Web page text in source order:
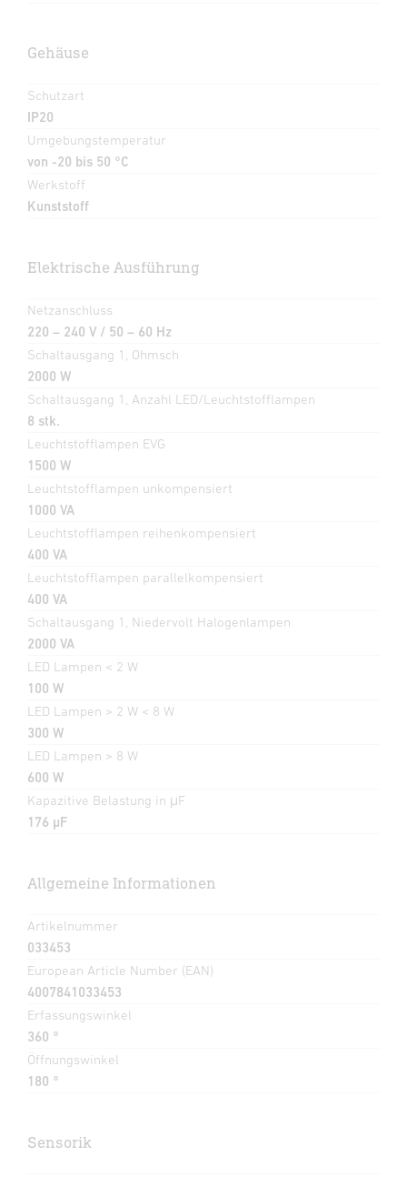
Gehäuse
Schutzart
IP20
Umgebungstemperatur
von -20 bis 50 °C
Werkstoff
Kunststoff
Elektrische Ausführung
Netzanschluss
220 – 240 V / 50 – 60 Hz
Schaltausgang 1, Ohmsch
2000 W
Schaltausgang 1, Anzahl LED/Leuchtstofflampen
8 stk.
Leuchtstofflampen EVG
1500 W
Leuchtstofflampen unkompensiert
1000 VA
Leuchtstofflampen reihenkompensiert
400 VA
Leuchtstofflampen parallelkompensiert
400 VA
Schaltausgang 1, Niedervolt Halogenlampen
2000 VA
LED Lampen < 2 W
100 W
LED Lampen > 2 W < 8 W
300 W
LED Lampen > 8 W
600 W
Kapazitive Belastung in μF
176 µF
Allgemeine Informationen
Artikelnummer
033453
European Article Number (EAN)
4007841033453
Erfassungswinkel
360 °
Öffnungswinkel
180 °
Sensorik